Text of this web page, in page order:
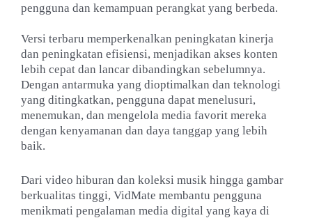
pengguna dan kemampuan perangkat yang berbeda.
Versi terbaru memperkenalkan peningkatan kinerja
dan peningkatan efisiensi, menjadikan akses konten
lebih cepat dan lancar dibandingkan sebelumnya.
Dengan antarmuka yang dioptimalkan dan teknologi
yang ditingkatkan, pengguna dapat menelusuri,
menemukan, dan mengelola media favorit mereka
dengan kenyamanan dan daya tanggap yang lebih
baik.
Dari video hiburan dan koleksi musik hingga gambar
berkualitas tinggi, VidMate membantu pengguna
menikmati pengalaman media digital yang kaya di